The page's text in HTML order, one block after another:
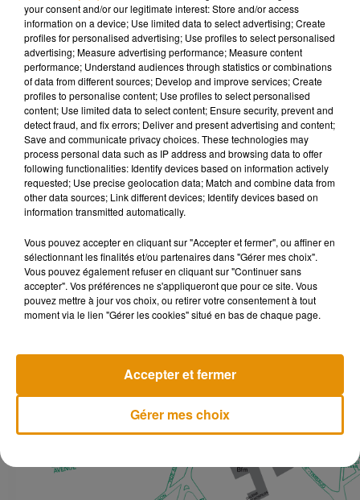
usagers pour se déplacer autrement, avec notamment le
développement du projet de Bus à Haut Niveau de Service.
your consent and/or our legitimate interest: Store and/or access
information on a device; Use limited data to select advertising; Create
profiles for personalised advertising; Use profiles to select personalised
advertising; Measure advertising performance; Measure content
performance; Understand audiences through statistics or combinations
of data from different sources; Develop and improve services; Create
profiles to personalise content; Use profiles to select personalised
content; Use limited data to select content; Ensure security, prevent and
detect fraud, and fix errors; Deliver and present advertising and content;
Save and communicate privacy choices. These technologies may
process personal data such as IP address and browsing data to offer
following functionalities: Identify devices based on information actively
requested; Use precise geolocation data; Match and combine data from
other data sources; Link different devices; Identify devices based on
information transmitted automatically.
Vous pouvez accepter en cliquant sur "Accepter et fermer", ou affiner en
sélectionnant les finalités et/ou partenaires dans "Gérer mes choix".
Vous pouvez également refuser en cliquant sur "Continuer sans
accepter". Vos préférences ne s'appliqueront que pour ce site. Vous
pouvez mettre à jour vos choix, ou retirer votre consentement à tout
moment via le lien "Gérer les cookies" situé en bas de chaque page.
Gérer mes choix
Accepter et fermer